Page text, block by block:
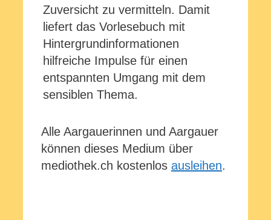
Zuversicht zu vermitteln. Damit
liefert das Vorlesebuch mit
Hintergrundinformationen
hilfreiche Impulse für einen
entspannten Umgang mit dem
sensiblen Thema.
Alle Aargauerinnen und Aargauer
können dieses Medium über
mediothek.ch kostenlos ausleihen.